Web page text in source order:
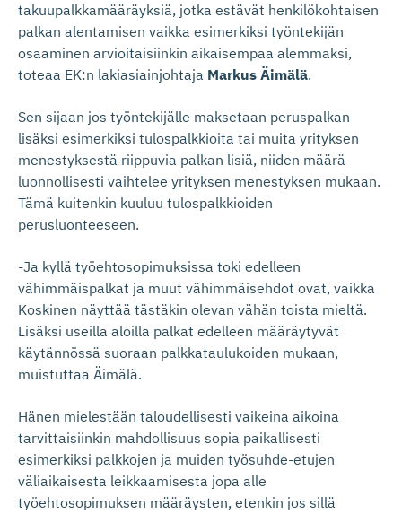
takuupalkkamääräyksiä, jotka estävät henkilökohtaisen
palkan alentamisen vaikka esimerkiksi työntekijän
osaaminen arvioitaisiinkin aikaisempaa alemmaksi,
toteaa EK:n lakiasiainjohtaja Markus Äimälä.
Sen sijaan jos työntekijälle maksetaan peruspalkan
lisäksi esimerkiksi tulospalkkioita tai muita yrityksen
menestyksestä riippuvia palkan lisiä, niiden määrä
luonnollisesti vaihtelee yrityksen menestyksen mukaan.
Tämä kuitenkin kuuluu tulospalkkioiden
perusluonteeseen.
-Ja kyllä työehtosopimuksissa toki edelleen
vähimmäispalkat ja muut vähimmäisehdot ovat, vaikka
Koskinen näyttää tästäkin olevan vähän toista mieltä.
Lisäksi useilla aloilla palkat edelleen määräytyvät
käytännössä suoraan palkkataulukoiden mukaan,
muistuttaa Äimälä.
Hänen mielestään taloudellisesti vaikeina aikoina
tarvittaisiinkin mahdollisuus sopia paikallisesti
esimerkiksi palkkojen ja muiden työsuhde-etujen
väliaikaisesta leikkaamisesta jopa alle
työehtosopimuksen määräysten, etenkin jos sillä